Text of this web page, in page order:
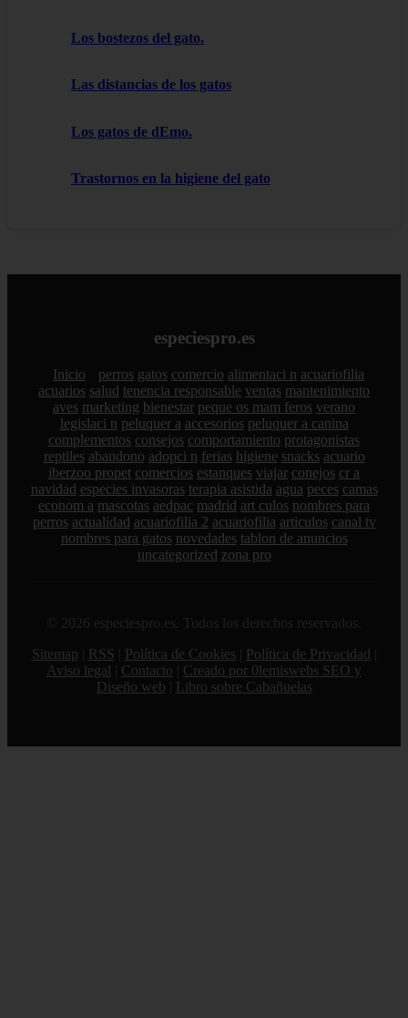
Los bostezos del gato.
Las distancias de los gatos
Los gatos de dEmo.
Trastornos en la higiene del gato
especiespro.es
Inicio perros gatos comercio alimentaci n acuariofilia
acuarios salud tenencia responsable ventas mantenimiento
aves marketing bienestar peque os mam feros verano
legislaci n peluquer a accesorios peluquer a canina
complementos consejos comportamiento protagonistas
reptiles abandono adopci n ferias higiene snacks acuario
iberzoo propet comercios estanques viajar conejos cr a
navidad especies invasoras terapia asistida agua peces camas
econom a mascotas aedpac madrid art culos nombres para
perros actualidad acuariofilia 2 acuariofilia articulos canal tv
nombres para gatos novedades tablon de anuncios
uncategorized zona pro
© 2026 especiespro.es. Todos los derechos reservados.
Sitemap
RSS Política de Cookies Política de Privacidad
Aviso legal
Contacto
Creado por 0lemiswebs SEO y
Diseño web
Libro sobre Cabañuelas